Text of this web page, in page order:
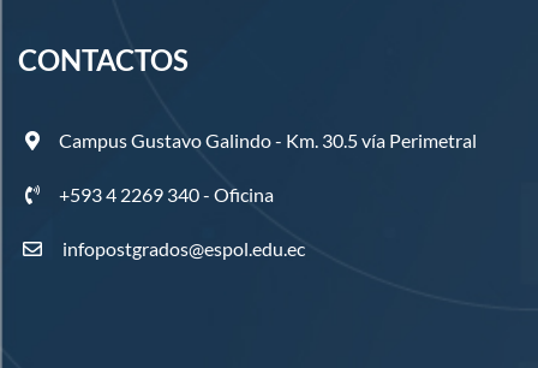
CONTACTOS
Campus Gustavo Galindo - Km. 30.5 vía Perimetral
+593 4 2269 340 - Oficina
infopostgrados@espol.edu.ec